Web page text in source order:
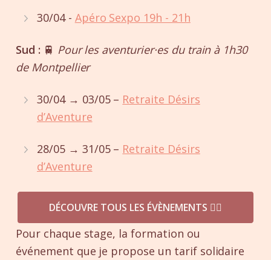
30/04 - Apéro Sexpo 19h - 21h
Sud : 🚆 Pour les aventurier·es du train à 1h30
de Montpellier
30/04 → 03/05 – Retraite Désirs
d’Aventure
28/05 → 31/05 – Retraite Désirs
d’Aventure
DÉCOUVRE TOUS LES ÉVÈNEMENTS ❤️‍🔥
Pour chaque stage, la formation ou
événement que je propose un tarif solidaire